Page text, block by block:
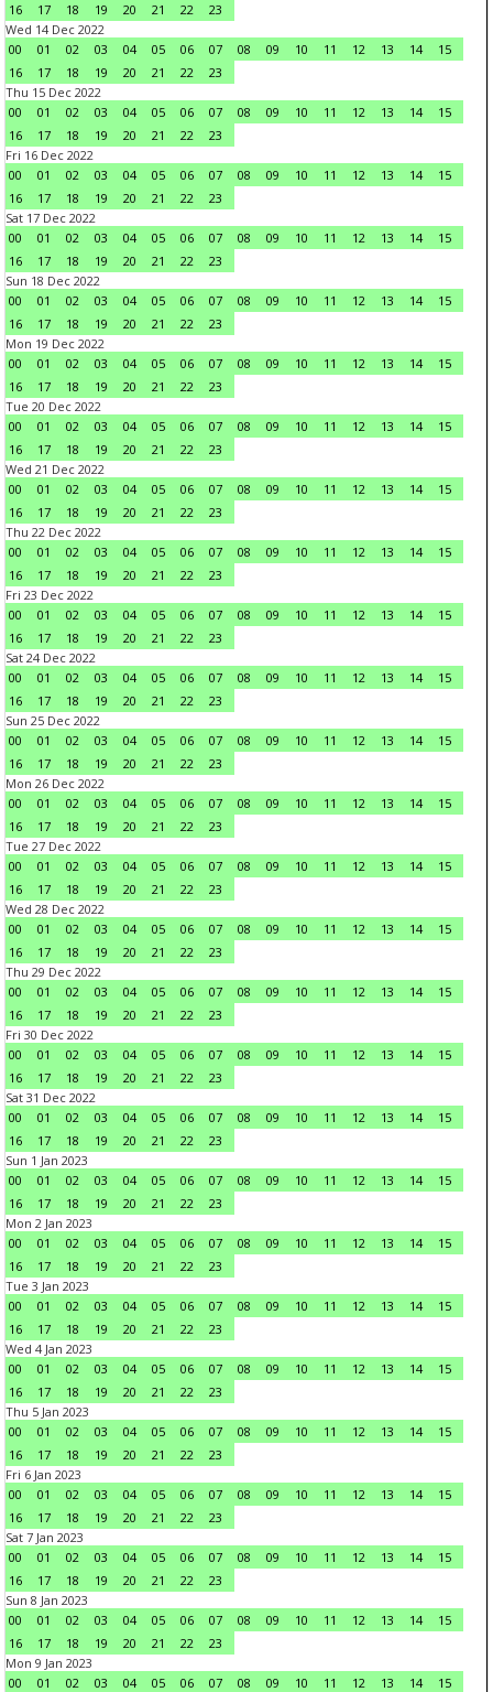
16
17 18 19 20 21 22
23
Wed 14 Dec 2022
00
01 02 03 04 05 06 07 08 09 10 11 12 13 14
15
16
17 18 19 20 21 22
23
Thu 15 Dec 2022
00
01 02 03 04 05 06 07 08 09 10 11 12 13 14
15
16
17 18 19 20 21 22
23
Fri 16 Dec 2022
00
01 02 03 04 05 06 07 08 09 10 11 12 13 14
15
16
17 18 19 20 21 22
23
Sat 17 Dec 2022
00
01 02 03 04 05 06 07 08 09 10 11 12 13 14
15
16
17 18 19 20 21 22
23
Sun 18 Dec 2022
00
01 02 03 04 05 06 07 08 09 10 11 12 13 14
15
16
17 18 19 20 21 22
23
Mon 19 Dec 2022
00
01 02 03 04 05 06 07 08 09 10 11 12 13 14
15
16
17 18 19 20 21 22
23
Tue 20 Dec 2022
00
01 02 03 04 05 06 07 08 09 10 11 12 13 14
15
16
17 18 19 20 21 22
23
Wed 21 Dec 2022
00
01 02 03 04 05 06 07 08 09 10 11 12 13 14
15
16
17 18 19 20 21 22
23
Thu 22 Dec 2022
00
01 02 03 04 05 06 07 08 09 10 11 12 13 14
15
16
17 18 19 20 21 22
23
Fri 23 Dec 2022
00
01 02 03 04 05 06 07 08 09 10 11 12 13 14
15
16
17 18 19 20 21 22
23
Sat 24 Dec 2022
00
01 02 03 04 05 06 07 08 09 10 11 12 13 14
15
16
17 18 19 20 21 22
23
Sun 25 Dec 2022
00
01 02 03 04 05 06 07 08 09 10 11 12 13 14
15
16
17 18 19 20 21 22
23
Mon 26 Dec 2022
00
01 02 03 04 05 06 07 08 09 10 11 12 13 14
15
16
17 18 19 20 21 22
23
Tue 27 Dec 2022
00
01 02 03 04 05 06 07 08 09 10 11 12 13 14
15
16
17 18 19 20 21 22
23
Wed 28 Dec 2022
00
01 02 03 04 05 06 07 08 09 10 11 12 13 14
15
16
17 18 19 20 21 22
23
Thu 29 Dec 2022
00
01 02 03 04 05 06 07 08 09 10 11 12 13 14
15
16
17 18 19 20 21 22
23
Fri 30 Dec 2022
00
01 02 03 04 05 06 07 08 09 10 11 12 13 14
15
16
17 18 19 20 21 22
23
Sat 31 Dec 2022
00
01 02 03 04 05 06 07 08 09 10 11 12 13 14
15
16
17 18 19 20 21 22
23
Sun 1 Jan 2023
00
01 02 03 04 05 06 07 08 09 10 11 12 13 14
15
16
17 18 19 20 21 22
23
Mon 2 Jan 2023
00
01 02 03 04 05 06 07 08 09 10 11 12 13 14
15
16
17 18 19 20 21 22
23
Tue 3 Jan 2023
00
01 02 03 04 05 06 07 08 09 10 11 12 13 14
15
16
17 18 19 20 21 22
23
Wed 4 Jan 2023
00
01 02 03 04 05 06 07 08 09 10 11 12 13 14
15
16
17 18 19 20 21 22
23
Thu 5 Jan 2023
00
01 02 03 04 05 06 07 08 09 10 11 12 13 14
15
16
17 18 19 20 21 22
23
Fri 6 Jan 2023
00
01 02 03 04 05 06 07 08 09 10 11 12 13 14
15
16
17 18 19 20 21 22
23
Sat 7 Jan 2023
00
01 02 03 04 05 06 07 08 09 10 11 12 13 14
15
16
17 18 19 20 21 22
23
Sun 8 Jan 2023
00
01 02 03 04 05 06 07 08 09 10 11 12 13 14
15
16
17 18 19 20 21 22
23
Mon 9 Jan 2023
00
01 02 03 04 05 06 07 08 09 10 11 12 13 14 15